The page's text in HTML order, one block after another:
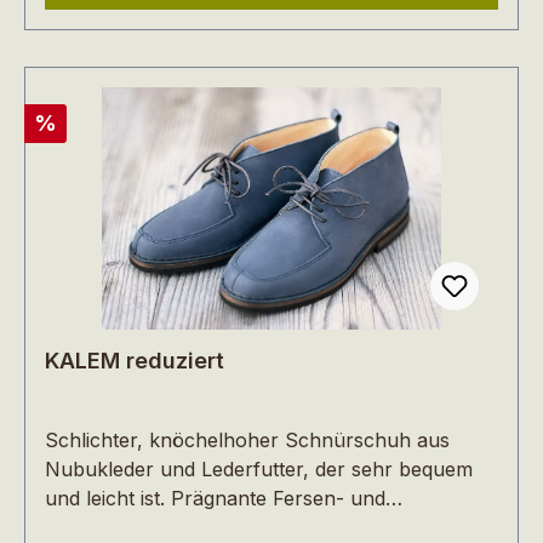
nachhaltig und ökologisch konsequent, mit
kurzen Transportwegen, unter fairen
Arbeitsbedingungen und unter Einhaltung hoher
sozialer Standards.Dieses Modell fällt eher
schmal und klein aus.
Rabatt
%
KALEM reduziert
Schlichter, knöchelhoher Schnürschuh aus
Nubukleder und Lederfutter, der sehr bequem
und leicht ist. Prägnante Fersen- und